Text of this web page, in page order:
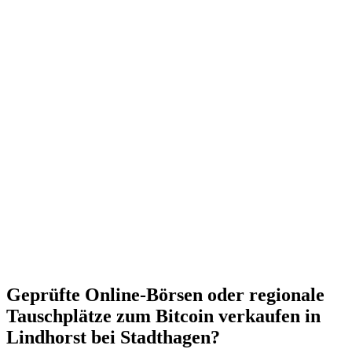
Geprüfte Online-Börsen oder regionale
Tauschplätze zum Bitcoin verkaufen in
Lindhorst bei Stadthagen?